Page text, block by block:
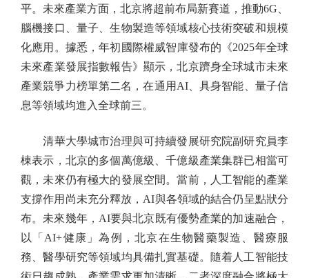
平。未來產業方面，北京將超前布局新賽道，推動6G、
腦機接口、量子、生物製造等領域核心技術突破和規模
化應用。據悉，年初國際權威智庫發布的《2025年全球
未來產業發展指數報告》顯示，北京躋身全球城市未來
產業競爭力榜單第二名，在通用AI、具身智能、量子信
息等領域均進入全球前三。
清華大學城市治理與可持續發展研究院副研究員李
棟表示，北京的多個萬億級、千億級產業集群已相當可
觀，未來仍有極大的發展空間。當前，人工智能的產業
支撐作用尚未充分釋放，AI與各領域的結合仍呈點狀分
布。未來幾年，AI要與北京既有優勢產業的加速融合，
以「AI+健康」為例，北京在生物醫藥製造、醫療服
務、醫學研究等領域均具備扎實基礎。隨着人工智能技